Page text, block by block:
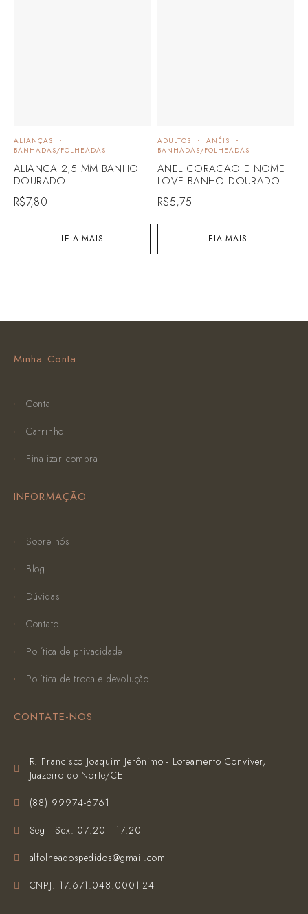
LEIA MAIS
ALIANÇAS
BANHADAS/FOLHEADAS
ALIANCA 2,5 MM BANHO
DOURADO
R$7,80
LEIA MAIS
ADULTOS
ANÉIS
BANHADAS/FOLHEADAS
ANEL CORACAO E NOME
LOVE BANHO DOURADO
R$5,75
Minha Conta
Conta
Carrinho
Finalizar compra
INFORMAÇÃO
Sobre nós
Blog
Dúvidas
Contato
Política de privacidade
Política de troca e devolução
CONTATE-NOS
R. Francisco Joaquim Jerônimo - Loteamento Conviver,
Juazeiro do Norte/CE
(‪88) 99974-6761‬
Seg - Sex: 07:20 - 17:20
alfolheadospedidos@gmail.com
CNPJ: 17.671.048.0001-24